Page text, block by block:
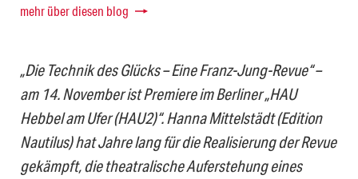
mehr über diesen blog
„Die Technik des Glücks – Eine Franz-Jung-Revue“ –
am 14. November ist Premiere im Berliner „HAU
Hebbel am Ufer (HAU2)“. Hanna Mittelstädt (Edition
Nautilus) hat Jahre lang für die Realisierung der Revue
gekämpft, die theatralische Auferstehung eines